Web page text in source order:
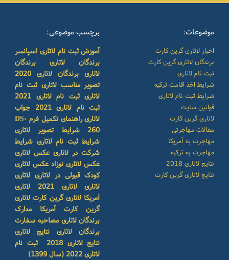
برچسب موضوعی:
آموزش ثبت نام لاتاری اسپانسر
برندگان لاتاری
برندگان
لاتاری برندگان لاتاری 2020
تصویر مناسب لاتاری ثبت نام
لاتاری ثبت نام لاتاری 2021
ثبت نام لاتاری 2021
جواب
لاتاری
راهنمای تکمیل فرم DS-
260
شرایط تصویر لاتاری
شرایط ثبت نام لاتاری شرایط
شرکت در لاتاری عکس لاتاری
عکس لاتاری نوزاد عکس لاتاری
کودک قبولی در لاتاری لاتاری
لاتاریلاتاری 2021
لاتاری
آمریکا لاتاری گرین کارت لاتاری
گرین کارت آمریکا
مدارک
برندگان لاتاری مصاحبه سفارت
برندگان لاتاری
نتایج لاتاری
نتایج لاتاری 2018
ثبت نام
لاتاری 2022 (سال 1399)
موضوعات:
اخبار لاتاری گرین کارت
برندگان لاتاری گرین کارت
ثبت نام لاتاری
شرایط اخذ اقامت ترکیه
شرایط ثبت نام لاتاری
قوانین سایت
لاتاری گرین کارت
مقالات مهاجرتی
مهاجرت به آمریکا
مهاجرت به ترکیه
نتایج لاتاری 2018
نتایج لاتاری گرین کارت